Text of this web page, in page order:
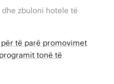
zbuloni hotele të
të parë promovimet
tonë të